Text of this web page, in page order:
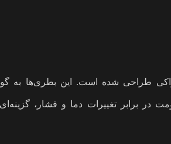
طراحی شده است. این بطری‌ها به
برابر تغییرات دما و فشار،